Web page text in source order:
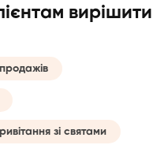
вирішити
зі святами